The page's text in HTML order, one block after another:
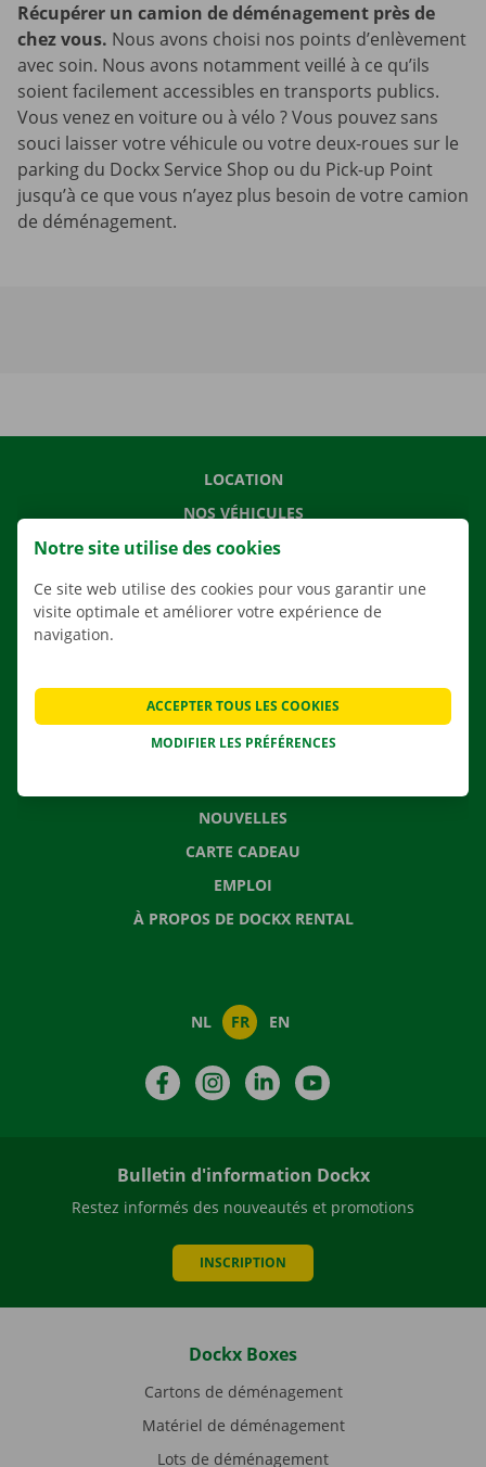
Récupérer un camion de déménagement près de
chez vous. Nous avons choisi nos points d’enlèvement
avec soin. Nous avons notamment veillé à ce qu’ils
soient facilement accessibles en transports publics.
Vous venez en voiture ou à vélo ? Vous pouvez sans
souci laisser votre véhicule ou votre deux-roues sur le
parking du Dockx Service Shop ou du Pick-up Point
jusqu’à ce que vous n’ayez plus besoin de votre camion
de déménagement.
LOCATION
NOS VÉHICULES
NOS SERVICES
AGENCES
APPLI
CONTACTEZ NOUS
NOUVELLES
CARTE CADEAU
EMPLOI
À PROPOS DE DOCKX RENTAL
NL FR EN
FacebookInstagramLinkedIn
Bulletin d'information Dockx
Restez informés des nouveautés et promotions
INSCRIPTION
Dockx Boxes
Cartons de déménagement
Matériel de déménagement
Lots de déménagement
Notre site utilise des cookies
Ce site web utilise des cookies pour vous garantir une
visite optimale et améliorer votre expérience de
navigation.
MODIFIER LES PRÉFÉRENCES
ACCEPTER TOUS LES COOKIES